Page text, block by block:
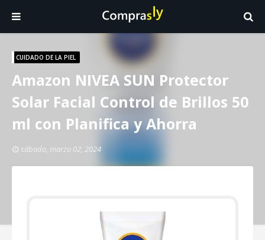
CUIDADO DE LA PIEL
Amazon NIVEA SUN Protector
Solar Facial Control de Brillos 50
ml con Planifica y Ahorra
sábado, marzo 02, 2024